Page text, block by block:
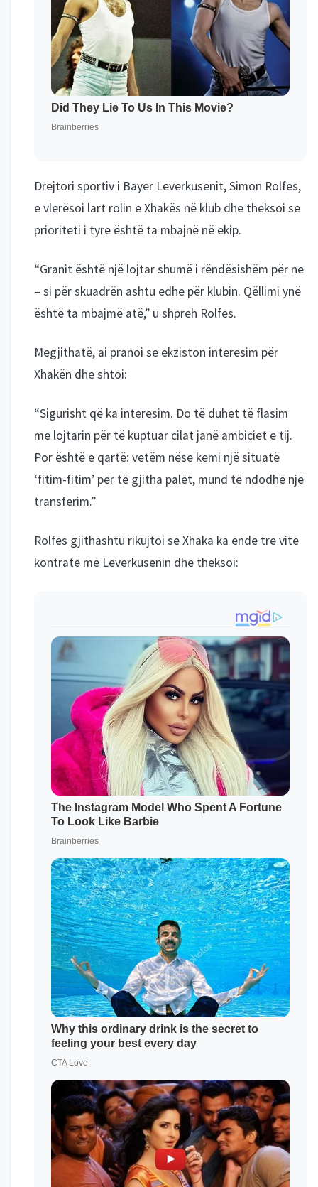
Drejtori sportiv i Bayer Leverkusenit, Simon Rolfes,
e vlerësoi lart rolin e Xhakës në klub dhe theksoi se
prioriteti i tyre është ta mbajnë në ekip.
“Granit është një lojtar shumë i rëndësishëm për ne
– si për skuadrën ashtu edhe për klubin. Qëllimi ynë
është ta mbajmë atë,” u shpreh Rolfes.
Megjithatë, ai pranoi se ekziston interesim për
Xhakën dhe shtoi:
“Sigurisht që ka interesim. Do të duhet të flasim
me lojtarin për të kuptuar cilat janë ambiciet e tij.
Por është e qartë: vetëm nëse kemi një situatë
‘fitim-fitim’ për të gjitha palët, mund të ndodhë një
transferim.”
Rolfes gjithashtu rikujtoi se Xhaka ka ende tre vite
kontratë me Leverkusenin dhe theksoi: